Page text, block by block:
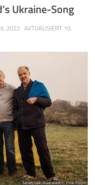
Ukraine-Song
2022· AKTUALISIERT 10.